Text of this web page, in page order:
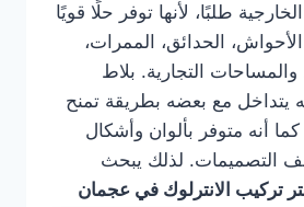
طلبًا، لأنها توفر حلًا قويًا
الحدائق، الممرات،
التجارية. بلاط
يتداخل مع بعضه بطريقة تمنح
كما أنه متوفر بألوان وأشكال
التصميمات. لذلك يبحث
تركيب الانترلوك في عجمان